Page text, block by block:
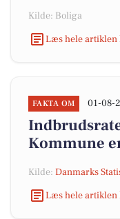
Kilde: Boliga
Læs hele artiklen
FAKTA OM 01-08-
Kommune
Kilde: Danmarks
Læs hele artiklen